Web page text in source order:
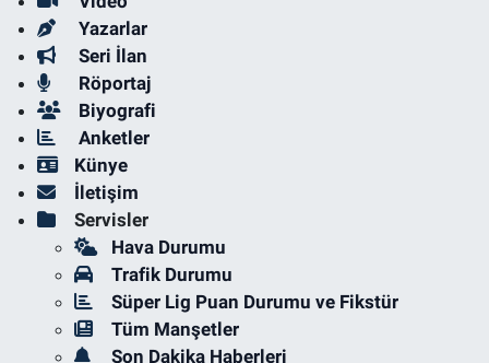
Yazarlar
Seri İlan
Röportaj
Biyografi
Anketler
Künye
İletişim
Servisler
Hava Durumu
Trafik Durumu
Süper Lig Puan Durumu ve Fikstür
Tüm Manşetler
Son Dakika Haberleri